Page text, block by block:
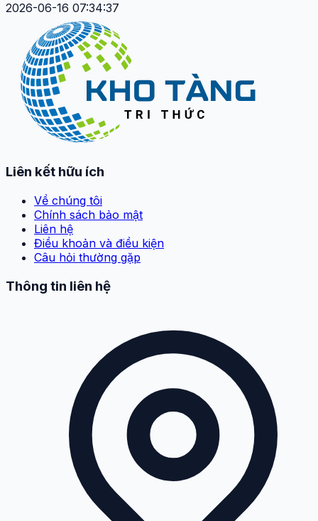
2026-06-16 07:34:37
Liên kết hữu ích
Về chúng tôi
Chính sách bảo mật
Liên hệ
Điều khoản và điều kiện
Câu hỏi thường gặp
Thông tin liên hệ